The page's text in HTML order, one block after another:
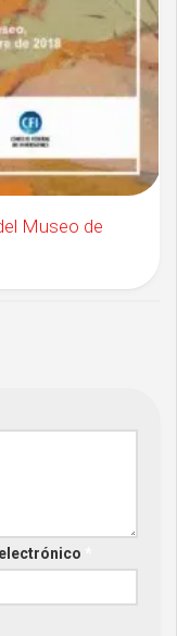
Museo de